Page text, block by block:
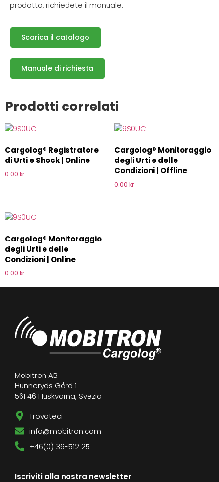
prodotto, richiedete il manuale.
Scarica il catalogo
Manuale di richiesta
Prodotti correlati
Cargolog® Registratore
di Urti e Shock | Online
0.00 kr
Cargolog® Monitoraggio
degli Urti e delle
Condizioni | Offline
0.00 kr
Cargolog® Monitoraggio
degli Urti e delle
Condizioni | Online
0.00 kr
Mobitron AB
Hunneryds Gård 1
561 46 Huskvarna, Svezia
Trovateci
info@mobitron.com
+46(0) 36-512 25
Iscriviti alla nostra newsletter